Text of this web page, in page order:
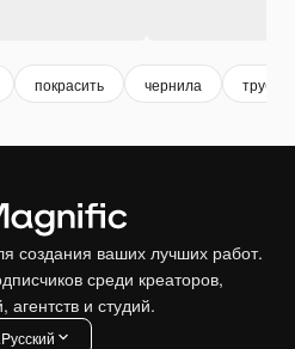
покрасить чернила трубка
создания ваших лучших работ.
среди креаторов,
агентств и студий.
Pусский